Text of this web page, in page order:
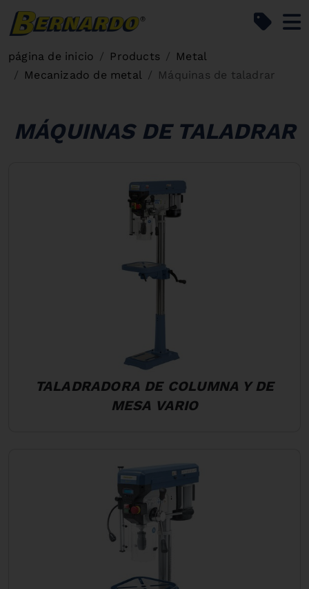
página de inicio Products
Metal
Mecanizado de metal
Máquinas de taladrar
MÁQUINAS DE TALADRAR
TALADRADORA DE COLUMNA Y DE
MESA VARIO